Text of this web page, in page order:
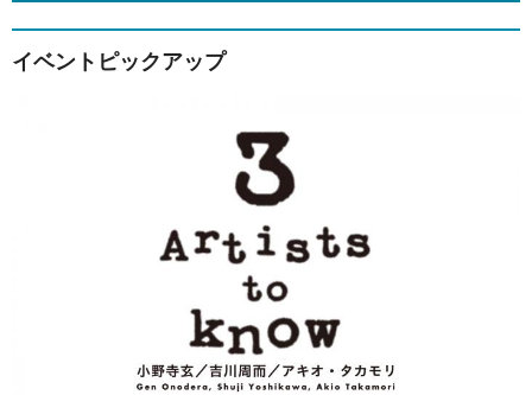
イベントピックアップ